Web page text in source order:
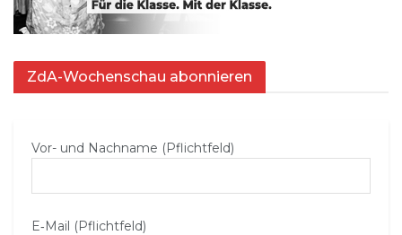
ZdA-Wochenschau abonnieren
Vor- und Nachname (Pflichtfeld)
E‑Mail (Pflichtfeld)